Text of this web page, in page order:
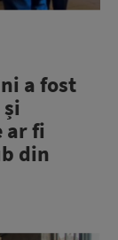
a fost
ar fi
din